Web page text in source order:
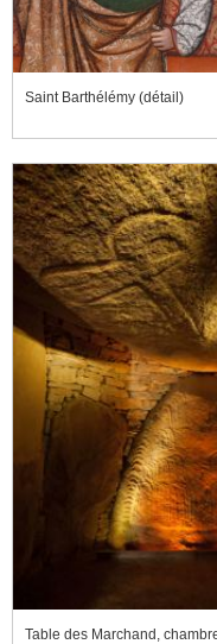
Saint Barthélémy (détail)